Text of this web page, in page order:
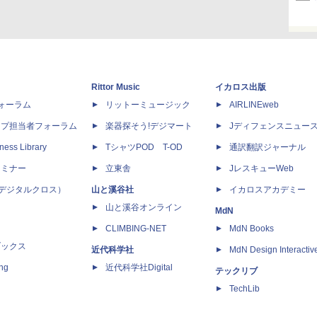
ーラム
担当者フォーラム
Library
ナー
ジタルクロス）
クス
Rittor Music
リットーミュージック
楽器探そう!デジマート
TシャツPOD T-OD
立東舎
山と溪谷社
山と溪谷オンライン
CLIMBING-NET
近代科学社
近代科学社Digital
イカロス出版
AIRLINEweb
Jディフェンスニュー
通訳翻訳ジャーナル
JレスキューWeb
イカロスアカデミー
MdN
MdN Books
MdN Design
テックリブ
TechLib